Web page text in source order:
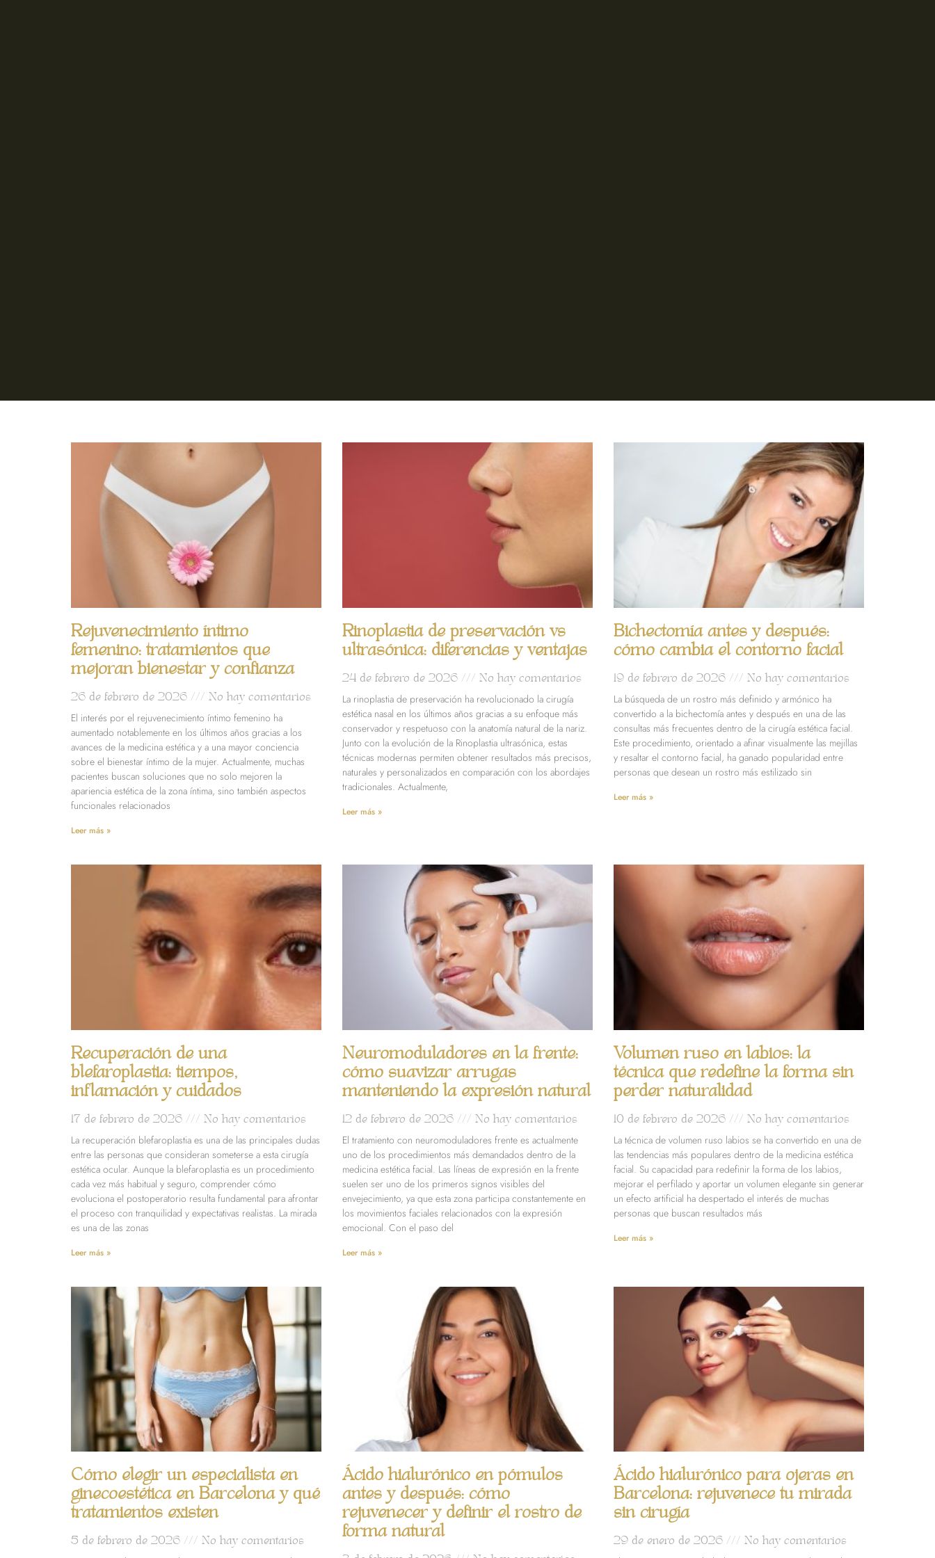
Rejuvenecimiento íntimo
femenino: tratamientos que
mejoran bienestar y confianza
26 de febrero de 2026 No hay comentarios
El interés por el rejuvenecimiento íntimo femenino ha
aumentado notablemente en los últimos años gracias a los
avances de la medicina estética y a una mayor conciencia
sobre el bienestar íntimo de la mujer. Actualmente, muchas
pacientes buscan soluciones que no solo mejoren la
apariencia estética de la zona íntima, sino también aspectos
funcionales relacionados
Leer más »
Rinoplastia de preservación vs
ultrasónica: diferencias y ventajas
24 de febrero de 2026 No hay comentarios
La rinoplastia de preservación ha revolucionado la cirugía
estética nasal en los últimos años gracias a su enfoque más
conservador y respetuoso con la anatomía natural de la nariz.
Junto con la evolución de la Rinoplastia ultrasónica, estas
técnicas modernas permiten obtener resultados más precisos,
naturales y personalizados en comparación con los abordajes
tradicionales. Actualmente,
Leer más »
Bichectomía antes y después:
cómo cambia el contorno facial
19 de febrero de 2026 No hay comentarios
La búsqueda de un rostro más definido y armónico ha
convertido a la bichectomía antes y después en una de las
consultas más frecuentes dentro de la cirugía estética facial.
Este procedimiento, orientado a afinar visualmente las mejillas
y resaltar el contorno facial, ha ganado popularidad entre
personas que desean un rostro más estilizado sin
Leer más »
Recuperación de una
blefaroplastia: tiempos,
inflamación y cuidados
17 de febrero de 2026 No hay comentarios
La recuperación blefaroplastia es una de las principales dudas
entre las personas que consideran someterse a esta cirugía
estética ocular. Aunque la blefaroplastia es un procedimiento
cada vez más habitual y seguro, comprender cómo
evoluciona el postoperatorio resulta fundamental para afrontar
el proceso con tranquilidad y expectativas realistas. La mirada
es una de las zonas
Leer más »
Neuromoduladores en la frente:
cómo suavizar arrugas
manteniendo la expresión natural
12 de febrero de 2026 No hay comentarios
El tratamiento con neuromoduladores frente es actualmente
uno de los procedimientos más demandados dentro de la
medicina estética facial. Las líneas de expresión en la frente
suelen ser uno de los primeros signos visibles del
envejecimiento, ya que esta zona participa constantemente en
los movimientos faciales relacionados con la expresión
emocional. Con el paso del
Leer más »
Volumen ruso en labios: la
técnica que redefine la forma sin
perder naturalidad
10 de febrero de 2026 No hay comentarios
La técnica de volumen ruso labios se ha convertido en una de
las tendencias más populares dentro de la medicina estética
facial. Su capacidad para redefinir la forma de los labios,
mejorar el perfilado y aportar un volumen elegante sin generar
un efecto artificial ha despertado el interés de muchas
personas que buscan resultados más
Leer más »
Cómo elegir un especialista en
ginecoestética en Barcelona y qué
tratamientos existen
5 de febrero de 2026 No hay comentarios
Ácido hialurónico en pómulos
antes y después: cómo
rejuvenecer y definir el rostro de
forma natural
Ácido hialurónico para ojeras en
Barcelona: rejuvenece tu mirada
sin cirugía
29 de enero de 2026 No hay comentarios
Página
Página
Página
Página
Página